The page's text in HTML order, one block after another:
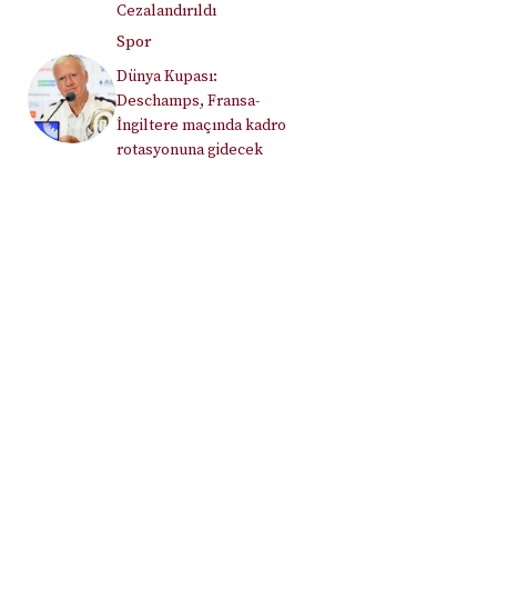
Cezalandırıldı
Spor
Dünya Kupası:
Deschamps, Fransa-
İngiltere maçında kadro
rotasyonuna gidecek